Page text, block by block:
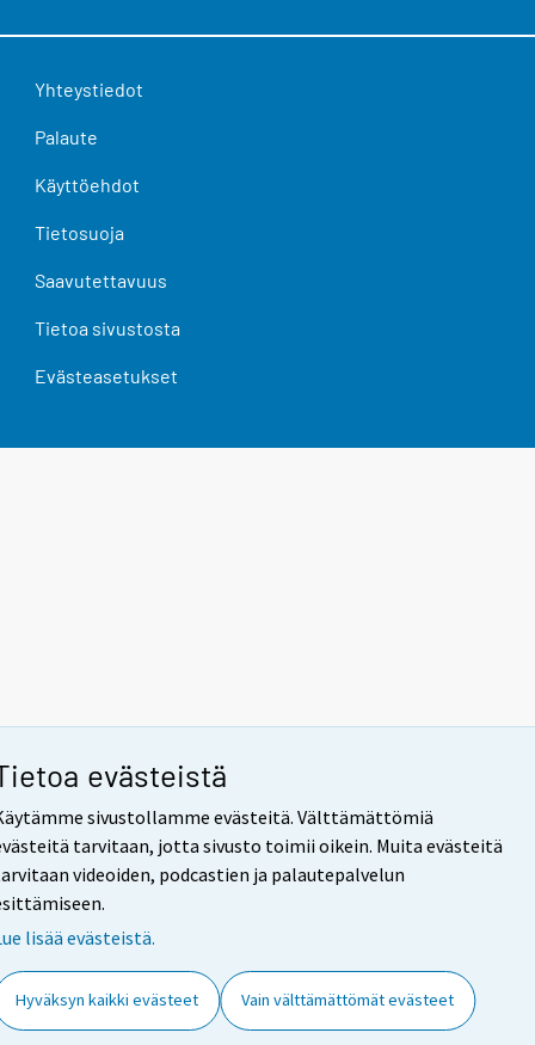
evästeistä
sivustollamme evästeitä. Välttämättömiä
tarvitaan, jotta sivusto toimii oikein. Muita evästeitä
videoiden, podcastien ja palautepalvelun
lisää evästeistä.
Hyväksyn kaikki evästeet Vain välttämättömät evästeet
Yhteystiedot
Palaute
Käyttöehdot
Tietosuoja
Saavutettavuus
Tietoa sivustosta
Evästeasetukset